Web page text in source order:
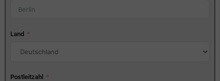
Land
Postleitzahl